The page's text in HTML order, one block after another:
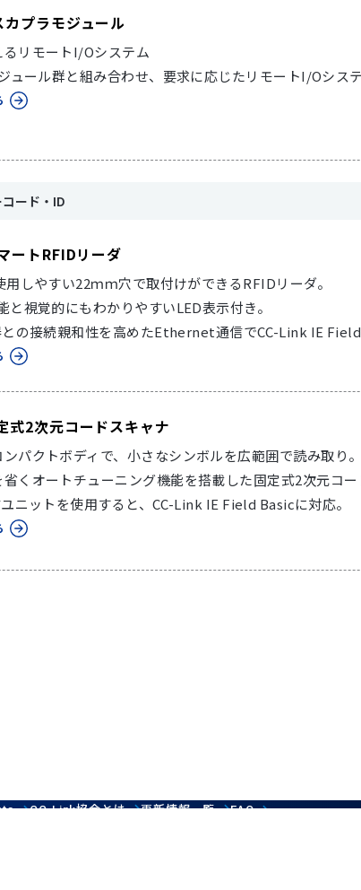
プラモジュール
リモートI/Oシステム
ュール群と組み合わせ、要求に応じたリモートI/Oシス
ード・ID
ートRFIDリーダ
用しやすい22ｍｍ穴で取付けができるRFIDリーダ。
と視覚的にもわかりやすいLED表示付き。
の接続親和性を高めたEthernet通信でCC-Link IE Field
式2次元コードスキャナ
パクトボディで、小さなシンボルを広範囲で読み取り。
くオートチューニング機能を搭載した固定式2次元コー
ニットを使用すると、CC-Link IE Field Basicに対応。
CC-Link協会とは 更新情報一覧 FAQ